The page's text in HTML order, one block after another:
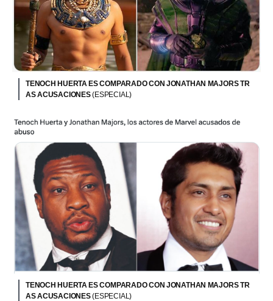
TENOCH HUERTA ES COMPARADO CON JONATHAN MAJORS TR
AS ACUSACIONES(ESPECIAL)
TENOCH HUERTA ES COMPARADO CON JONATHAN MAJORS TR
AS ACUSACIONES(ESPECIAL)